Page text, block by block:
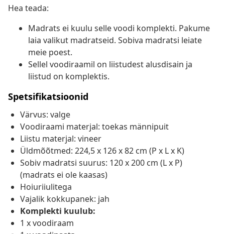
Hea teada:
Madrats ei kuulu selle voodi komplekti. Pakume
laia valikut madratseid. Sobiva madratsi leiate
meie poest.
Sellel voodiraamil on liistudest alusdisain ja
liistud on komplektis.
Spetsifikatsioonid
Värvus: valge
Voodiraami materjal: toekas männipuit
Liistu materjal: vineer
Üldmõõtmed: 224,5 x 126 x 82 cm (P x L x K)
Sobiv madratsi suurus: 120 x 200 cm (L x P)
(madrats ei ole kaasas)
Hoiuriiulitega
Vajalik kokkupanek: jah
Komplekti kuulub:
1 x voodiraam